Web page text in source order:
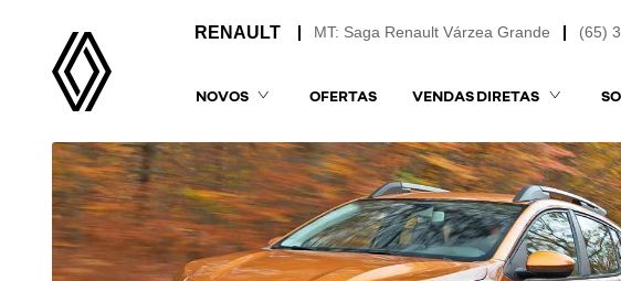
(65)
MT: Saga Renault Várzea Grande
NOVOS OFERTAS VENDAS DIRETAS